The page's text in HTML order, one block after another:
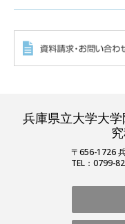
兵庫県立大学大
〒656-1726
TEL：0799-